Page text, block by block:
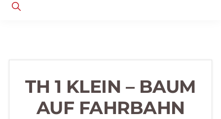
Show
Search
TH 1 KLEIN – BAUM
AUF FAHRBAHN